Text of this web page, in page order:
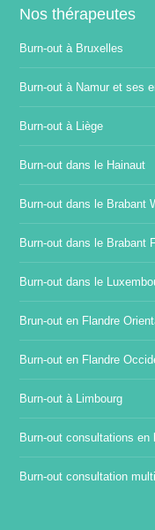
Nos thérapeutes
Burn-out à Bruxelles
Burn-out à Namur et ses
Burn-out à Liège
Burn-out dans le Hainaut
Burn-out dans le Brabant
Burn-out dans le Brabant
Burn-out dans le
Brun-out en Flandre
Burn-out en Flandre
Burn-out à Limbourg
Burn-out consultations en
Burn-out consultation